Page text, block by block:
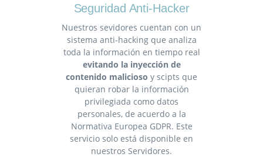
Seguridad Anti-Hacker
Nuestros sevidores cuentan con un
sistema anti-hacking que analiza
toda la información en tiempo real
evitando la inyección de
contenido malicioso y scipts que
quieran robar la información
privilegiada como datos
personales, de acuerdo a la
Normativa Europea GDPR. Este
servicio solo está disponible en
nuestros Servidores.